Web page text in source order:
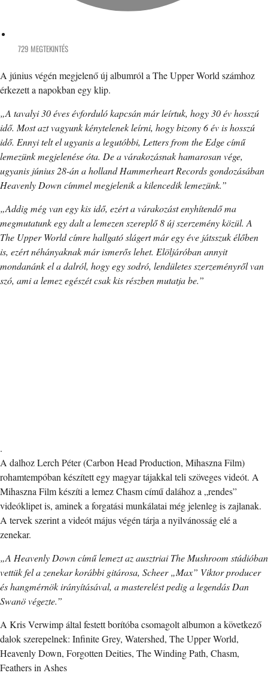
729 MEGTEKINTÉS
A június végén megjelenő új albumról a The Upper World számhoz
érkezett a napokban egy klip.
„A tavalyi 30 éves évforduló kapcsán már leírtuk, hogy 30 év hosszú
idő. Most azt vagyunk kénytelenek leírni, hogy bizony 6 év is hosszú
idő. Ennyi telt el ugyanis a legutóbbi, Letters from the Edge című
lemezünk megjelenése óta. De a várakozásnak hamarosan vége,
ugyanis június 28-án a holland Hammerheart Records gondozásában
Heavenly Down címmel megjelenik a kilencedik lemezünk.”
„Addig még van egy kis idő, ezért a várakozást enyhítendő ma
megmutatunk egy dalt a lemezen szereplő 8 új szerzemény közül. A
The Upper World címre hallgató slágert már egy éve játsszuk élőben
is, ezért néhányaknak már ismerős lehet. Elöljáróban annyit
mondanánk el a dalról, hogy egy sodró, lendületes szerzeményről van
szó, ami a lemez egészét csak kis részben mutatja be.”
.
A dalhoz Lerch Péter (Carbon Head Production, Mihaszna Film)
rohamtempóban készített egy magyar tájakkal teli szöveges videót. A
Mihaszna Film készíti a lemez Chasm című dalához a „rendes”
videóklipet is, aminek a forgatási munkálatai még jelenleg is zajlanak.
A tervek szerint a videót május végén tárja a nyilvánosság elé a
zenekar.
„A Heavenly Down című lemezt az ausztriai The Mushroom stúdióban
vettük fel a zenekar korábbi gitárosa, Scheer „Max” Viktor producer
és hangmérnök irányításával, a masterelést pedig a legendás Dan
Swanö végezte.”
A Kris Verwimp által festett borítóba csomagolt albumon a következő
dalok szerepelnek: Infinite Grey, Watershed, The Upper World,
Heavenly Down, Forgotten Deities, The Winding Path, Chasm,
Feathers in Ashes